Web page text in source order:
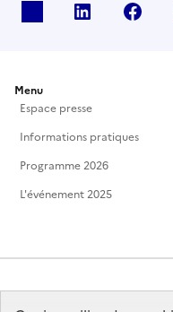
Linkedin
Menu
Espace presse
Informations pratiques
Programme 2026
L'événement 2025